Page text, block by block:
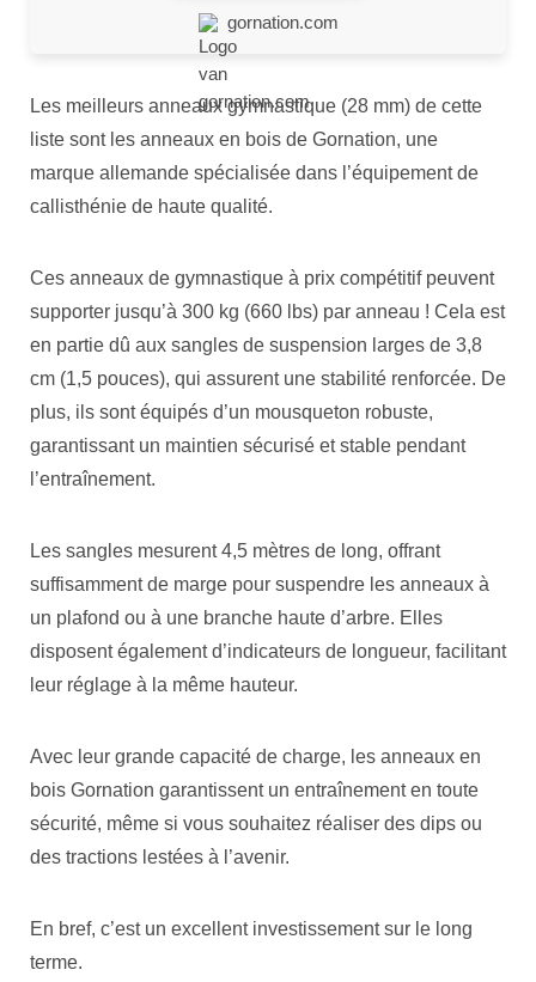
gornation.com
Les meilleurs anneaux gymnastique (28 mm) de cette
liste sont les anneaux en bois de Gornation, une
marque allemande spécialisée dans l’équipement de
callisthénie de haute qualité.
Ces anneaux de gymnastique à prix compétitif peuvent
supporter jusqu’à 300 kg (660 lbs) par anneau ! Cela est
en partie dû aux sangles de suspension larges de 3,8
cm (1,5 pouces), qui assurent une stabilité renforcée. De
plus, ils sont équipés d’un mousqueton robuste,
garantissant un maintien sécurisé et stable pendant
l’entraînement.
Les sangles mesurent 4,5 mètres de long, offrant
suffisamment de marge pour suspendre les anneaux à
un plafond ou à une branche haute d’arbre. Elles
disposent également d’indicateurs de longueur, facilitant
leur réglage à la même hauteur.
Avec leur grande capacité de charge, les anneaux en
bois Gornation garantissent un entraînement en toute
sécurité, même si vous souhaitez réaliser des dips ou
des tractions lestées à l’avenir.
En bref, c’est un excellent investissement sur le long
terme.